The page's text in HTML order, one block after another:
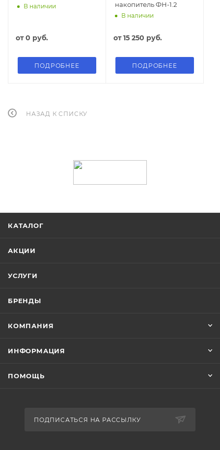
В наличии
от0 руб.
ПОДРОБНЕЕ
накопитель ФН-1.2
В наличии
от15 250 руб.
ПОДРОБНЕЕ
НАЗАД К СПИСКУ
КАТАЛОГ
АКЦИИ
УСЛУГИ
БРЕНДЫ
КОМПАНИЯ
ИНФОРМАЦИЯ
ПОМОЩЬ
ПОДПИСАТЬСЯ НА РАССЫЛКУ